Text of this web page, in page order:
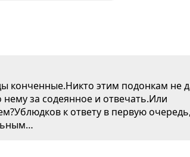
конченные.Никто этим подонкам не
за содеянное и отвечать.Или
к ответу в первую очередь,